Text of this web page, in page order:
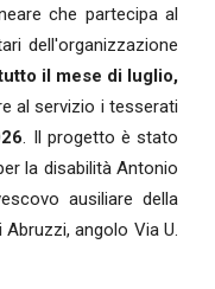
che partecipa al
dell'organizzazione
il mese di luglio,
al servizio i tesserati
. Il progetto è stato
la disabilità Antonio
ausiliare della
angolo Via U.